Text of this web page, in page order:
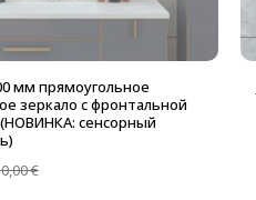
мм прямоугольное
зеркало с фронтальной
сенсорный
€